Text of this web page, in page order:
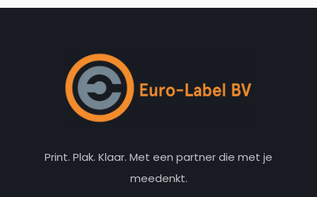
Print. Plak. Klaar. Met een partner die met je
meedenkt.